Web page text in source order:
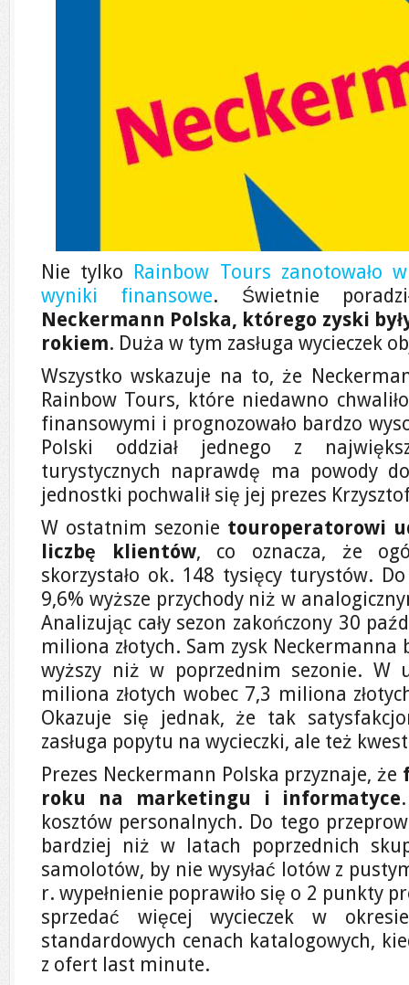
Nie tylko Rainbow Tours zanotowało
wyniki finansowe. Świetnie
Neckermann Polska, którego zyski
rokiem. Duża w tym zasługa wycieczek
Wszystko wskazuje na to, że
Rainbow Tours, które niedawno
finansowymi i prognozowało bardzo
Polski oddział jednego z
turystycznych naprawdę ma powody
jednostki pochwalił się jej prezes
W ostatnim sezonie touroperatorowi
liczbę klientów, co oznacza, że
skorzystało ok. 148 tysięcy turystów.
9,6% wyższe przychody niż w
Analizując cały sezon zakończony 30
miliona złotych. Sam zysk Neckermanna
wyższy niż w poprzednim sezonie. W
miliona złotych wobec 7,3 miliona
Okazuje się jednak, że tak
zasługa popytu na wycieczki, ale też
Prezes Neckermann Polska przyznaje, że
roku na marketingu i informatyce
kosztów personalnych. Do tego
bardziej niż w latach poprzednich
samolotów, by nie wysyłać lotów z
r. wypełnienie poprawiło się o 2 punkty
sprzedać więcej wycieczek w
standardowych cenach katalogowych,
z ofert last minute.